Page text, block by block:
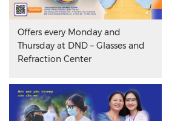
Offers every Monday and
Thursday at DND – Glasses and
Refraction Center